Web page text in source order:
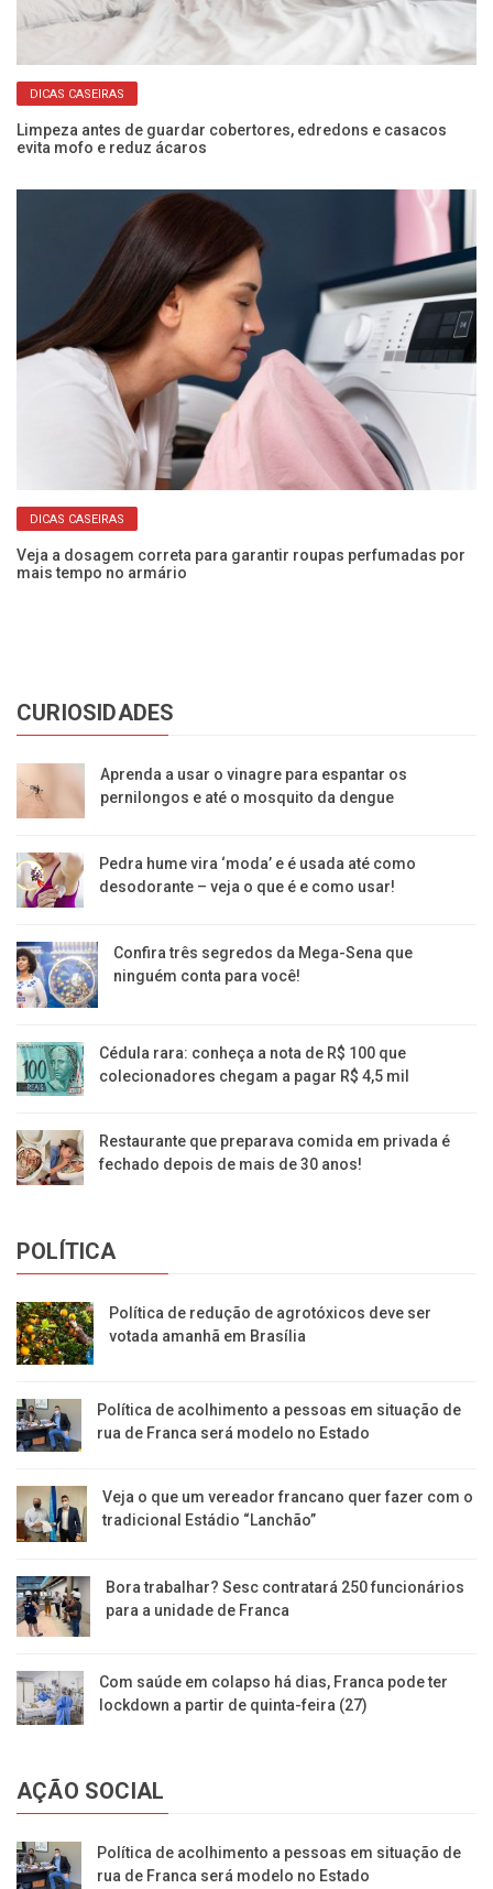
DICAS CASEIRAS
Limpeza antes de guardar cobertores, edredons e casacos
evita mofo e reduz ácaros
DICAS CASEIRAS
Veja a dosagem correta para garantir roupas perfumadas por
mais tempo no armário
CURIOSIDADES
Aprenda a usar o vinagre para espantar os
pernilongos e até o mosquito da dengue
Pedra hume vira ‘moda’ e é usada até como
desodorante – veja o que é e como usar!
Confira três segredos da Mega-Sena que
ninguém conta para você!
Cédula rara: conheça a nota de R$ 100 que
colecionadores chegam a pagar R$ 4,5 mil
Restaurante que preparava comida em privada é
fechado depois de mais de 30 anos!
POLÍTICA
Política de redução de agrotóxicos deve ser
votada amanhã em Brasília
Política de acolhimento a pessoas em situação de
rua de Franca será modelo no Estado
Veja o que um vereador francano quer fazer com o
tradicional Estádio “Lanchão”
Bora trabalhar? Sesc contratará 250 funcionários
para a unidade de Franca
Com saúde em colapso há dias, Franca pode ter
lockdown a partir de quinta-feira (27)
AÇÃO SOCIAL
Política de acolhimento a pessoas em situação de
rua de Franca será modelo no Estado